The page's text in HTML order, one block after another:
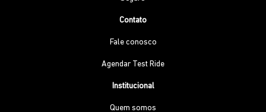
Contato
Fale conosco
Agendar Test Ride
Institucional
Quem somos